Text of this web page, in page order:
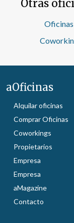
Otras
Oficinas
aOficinas
Alquilar oficinas
Comprar Oficinas
Coworkings
Propietarios
Empresa
Empresa
aMagazine
Contacto